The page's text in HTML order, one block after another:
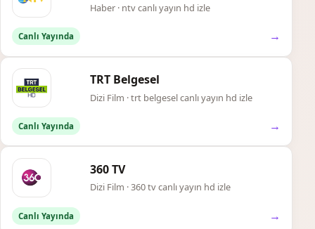
Haber · ntv canlı yayın hd izle
Canlı Yayında →
TRT Belgesel
Dizi Film · trt belgesel canlı yayın hd izle
Canlı Yayında →
360 TV
Dizi Film · 360 tv canlı yayın hd izle
Canlı Yayında →